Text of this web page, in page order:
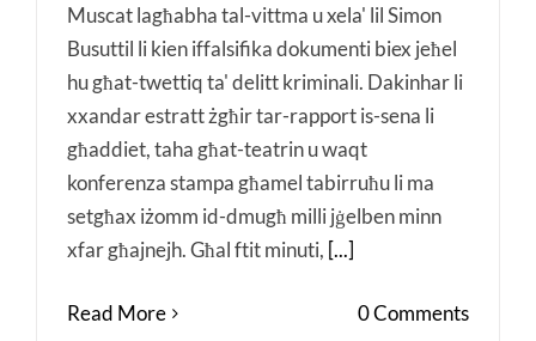
Muscat lagħabha tal-vittma u xela' lil Simon
Busuttil li kien iffalsifika dokumenti biex jeħel
hu għat-twettiq ta' delitt kriminali. Dakinhar li
xxandar estratt żgħir tar-rapport is-sena li
għaddiet, taha għat-teatrin u waqt
konferenza stampa għamel tabirruħu li ma
setgħax iżomm id-dmugħ milli jġelben minn
xfar għajnejh. Għal ftit minuti, [...]
Read More 0 Comments